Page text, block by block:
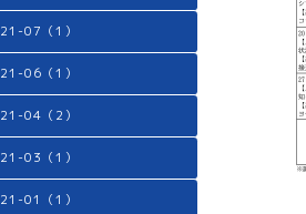
07（1）
06（1）
04（2）
03（1）
01（1）